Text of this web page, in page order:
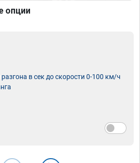
опции
в сек до скорости 0-100 км/ч